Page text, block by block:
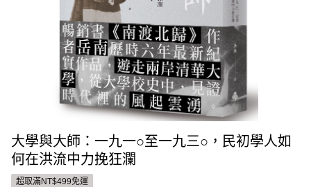
大學與大師：一九一○至一九三○，民初學人如
何在洪流中力挽狂瀾
超取滿NT$499免運